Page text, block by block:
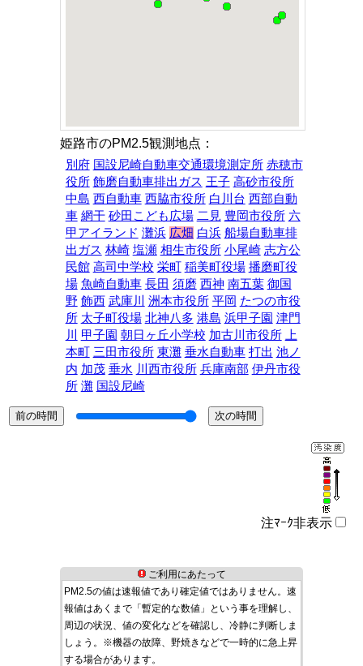
姫路市のPM2.5観測地点：
別府 国設尼崎自動車交通環境測定所 赤穂市
役所 飾磨自動車排出ガス 王子 高砂市役所
中島 西自動車 西脇市役所 白川台 西部自動
車 網干 砂田こども広場 二見 豊岡市役所 六
甲アイランド 灘浜 広畑 白浜 船場自動車排
出ガス 林崎 塩瀬 相生市役所 小尾崎 志方公
民館 高司中学校 栄町 稲美町役場 播磨町役
場 魚崎自動車 長田 須磨 西神 南五葉 御国
野 飾西 武庫川 洲本市役所 平岡 たつの市役
所 太子町役場 北神八多 港島 浜甲子園 津門
川
甲子園 朝日ヶ丘小学校 加古川市役所 上
本町 三田市役所 東灘 垂水自動車 打出 池ノ
内 加茂 垂水 川西市役所 兵庫南部 伊丹市役
所 灘 国設尼崎
注ﾏｰｸ非表示
ご利用にあたって
PM2.5の値は速報値であり確定値ではありません。速
報値はあくまで「暫定的な数値」という事を理解し、
周辺の状況、値の変化などを確認し、冷静に判断しま
しょう。※機器の故障、野焼きなどで一時的に急上昇
する場合があります。